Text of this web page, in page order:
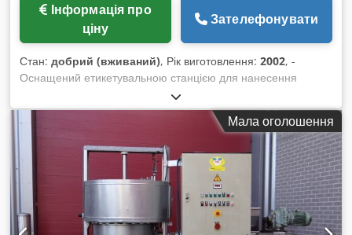
ціну
Зателефонувати
Стан: добрий (вживаний), Рік виготовлення: 2002, -
Оснащений етикетувальною станцією для нанесення
самоклеючих етикеток. - Рік випуску: 2002 - Останнє
обслуговування: червень 2023 - Продуктивність: 1700 бут/
год - Формати: Ø 60/110 мм - Напрямок роботи: зліва
направо - З регульованою швидкістю Cedpjwff Ahjfx Aaferf
- З фотодатчиком на виході машини - З моторизованим
конвеєрним транспортером - Без обертового приймального
столу - З малим прямокутним вихідним столом - З
струменевим принтером SOJET для нанесення номерів
партій тощо – рік 2022 - У гарному стані
Мала оголошення